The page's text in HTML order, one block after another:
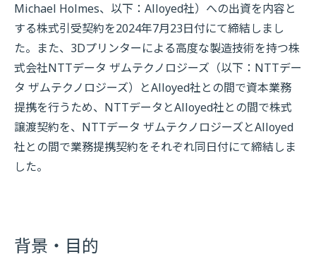
Michael Holmes、以下：Alloyed社）への出資を内容と
する株式引受契約を2024年7月23日付にて締結しまし
た。また、3Dプリンターによる高度な製造技術を持つ株
式会社NTTデータ ザムテクノロジーズ（以下：NTTデー
タ ザムテクノロジーズ）とAlloyed社との間で資本業務
提携を行うため、NTTデータとAlloyed社との間で株式
譲渡契約を、NTTデータ ザムテクノロジーズとAlloyed
社との間で業務提携契約をそれぞれ同日付にて締結しま
した。
背景・目的